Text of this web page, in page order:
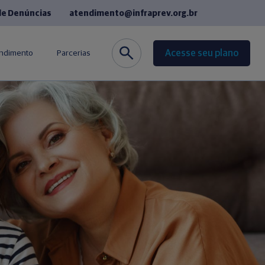
Denúncias atendimento@infraprev.org.br
Fornecedores
Parcerias
Seguros
Cursos de Idiomas
Acesse seu plano